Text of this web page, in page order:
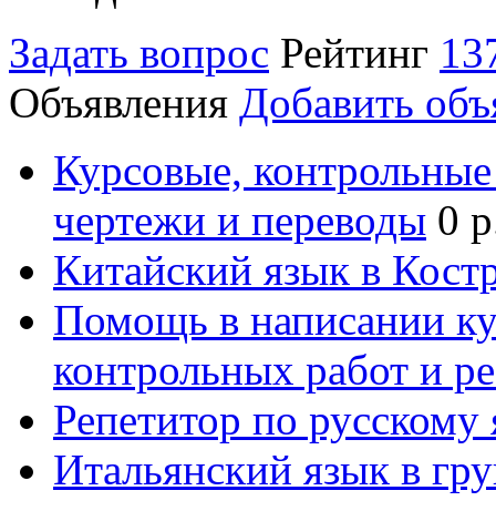
Задать вопрос Рейтинг
Объявления Добавить
Курсовые,
чертежи и переводы 0
Китайский язык в
Помощь в написании
контрольных работ и
Репетитор по русскому
Итальянский язык в